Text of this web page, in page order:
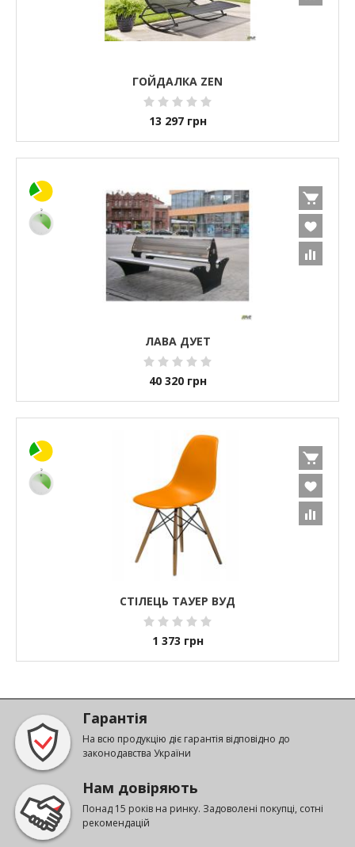
ГОЙДАЛКА ZEN
13 297 грн
ЛАВА ДУЕТ
40 320 грн
СТІЛЕЦЬ ТАУЕР ВУД
1 373 грн
Гарантія
На всю продукцію діє гарантія відповідно до
законодавства України
Нам довіряють
Понад 15 років на ринку. Задоволені покупці, сотні
рекомендацій